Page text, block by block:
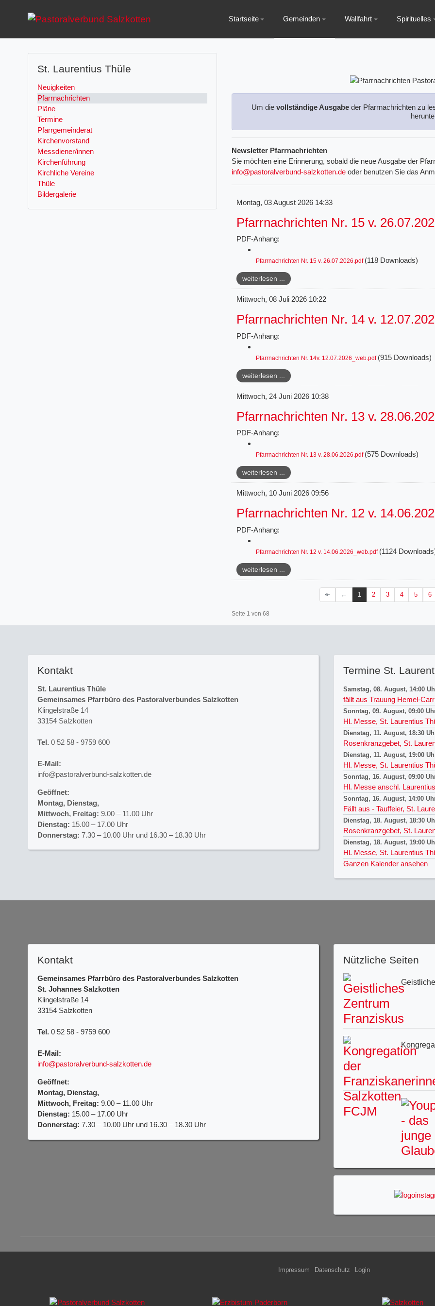
Startseite Gemeinden Wallfahrt Spirituelles
Um die vollständige Ausgabeder Pfarrnachrichten zu
Newsletter Pfarrnachrichten
Sie möchten eine Erinnerung, sobald die neue Ausgabe der
info@pastoralverbund-salzkotten.de oder benutzen Sie das
Montag, 03 August 2026 14:33
Pfarrnachrichten Nr. 15 v.
PDF-Anhang:
Pfarrnachrichten Nr. 15 v. 26.07.2026.pdf (118 Downloads)
weiterlesen ...
Mittwoch, 08 Juli 2026 10:22
Pfarrnachrichten Nr. 14 v.
PDF-Anhang:
Pfarrnachrichten Nr. 14v. 12.07.2026_web.pdf (915 Downloads)
weiterlesen ...
Mittwoch, 24 Juni 2026 10:38
Pfarrnachrichten Nr. 13 v.
PDF-Anhang:
Pfarrnachrichten Nr. 13 v. 28.06.2026.pdf (575 Downloads)
weiterlesen ...
Mittwoch, 10 Juni 2026 09:56
Pfarrnachrichten Nr. 12 v.
PDF-Anhang:
Pfarrnachrichten Nr. 12 v. 14.06.2026_web.pdf (1124
weiterlesen ...
1 2 3 4 5 6
Seite 1 von 68
St. Laurentius Thüle
Neuigkeiten
Pfarrnachrichten
Pläne
Termine
Pfarrgemeinderat
Kirchenvorstand
Messdiener/innen
Kirchenführung
Kirchliche Vereine
Thüle
Bildergalerie
Kontakt
St. Laurentius Thüle
Gemeinsames Pfarrbüro des Pastoralverbundes Salzkotten
Klingelstraße 14
33154 Salzkotten
Tel.0 52 58 - 9759 600
E-Mail:
info@pastoralverbund-salzkotten.de
Geöffnet:
Montag, Dienstag,
Mittwoch, Freitag: 9.00 – 11.00 Uhr
Dienstag: 15.00 – 17.00 Uhr
Donnerstag: 7.30 – 10.00 Uhr und 16.30 – 18.30 Uhr
Termine St.
Samstag, 08. August, 14:00
fällt aus Trauung Hemel-
Sonntag, 09. August, 09:00
Hl. Messe, St. Laurentius
Dienstag, 11. August, 18:30
Rosenkranzgebet, St.
Dienstag, 11. August, 19:00
Hl. Messe, St. Laurentius
Sonntag, 16. August, 09:00
Hl. Messe anschl.
Sonntag, 16. August, 14:00
Fällt aus - Tauffeier, St.
Dienstag, 18. August, 18:30
Rosenkranzgebet, St.
Dienstag, 18. August, 19:00
Hl. Messe, St. Laurentius
Ganzen Kalender ansehen
Kontakt
Gemeinsames Pfarrbüro des Pastoralverbundes Salzkotten
St. Johannes Salzkotten
Klingelstraße 14
33154 Salzkotten
Tel.0 52 58 - 9759 600
E-Mail:
info@pastoralverbund-salzkotten.de
Geöffnet:
Montag, Dienstag,
Mittwoch, Freitag: 9.00 – 11.00 Uhr
Dienstag: 15.00 – 17.00 Uhr
Donnerstag: 7.30 – 10.00 Uhr und 16.30 – 18.30 Uhr
Nützliche Seiten
Impressum Datenschutz Login